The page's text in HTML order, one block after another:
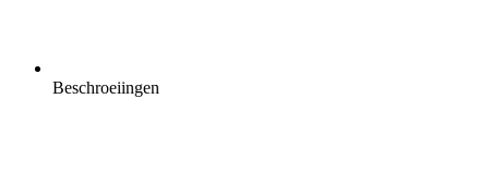
Beschroeiingen